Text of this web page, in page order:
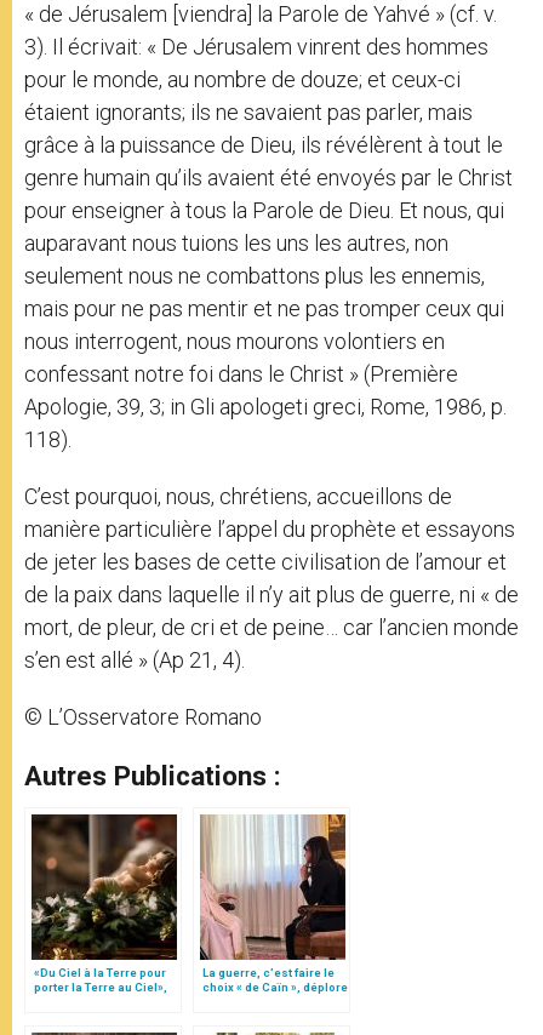
« de Jérusalem [viendra] la Parole de Yahvé » (cf. v.
3). Il écrivait: « De Jérusalem vinrent des hommes
pour le monde, au nombre de douze; et ceux-ci
étaient ignorants; ils ne savaient pas parler, mais
grâce à la puissance de Dieu, ils révélèrent à tout le
genre humain qu’ils avaient été envoyés par le Christ
pour enseigner à tous la Parole de Dieu. Et nous, qui
auparavant nous tuions les uns les autres, non
seulement nous ne combattons plus les ennemis,
mais pour ne pas mentir et ne pas tromper ceux qui
nous interrogent, nous mourons volontiers en
confessant notre foi dans le Christ » (Première
Apologie, 39, 3; in Gli apologeti greci, Rome, 1986, p.
118).
C’est pourquoi, nous, chrétiens, accueillons de
manière particulière l’appel du prophète et essayons
de jeter les bases de cette civilisation de l’amour et
de la paix dans laquelle il n’y ait plus de guerre, ni « de
mort, de pleur, de cri et de peine… car l’ancien monde
s’en est allé » (Ap 21, 4).
© L’Osservatore Romano
Autres Publications :
«Du Ciel à la Terre pour
porter la Terre au Ciel»,
La guerre, c’est faire le
choix « de Caïn », déplore